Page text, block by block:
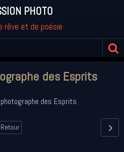
PHOTO
rêve et de poésie
des Esprits
Retour